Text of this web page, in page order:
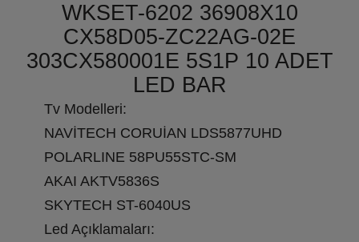
WKSET-6202 36908X10
CX58D05-ZC22AG-02E
303CX580001E 5S1P 10 ADET
LED BAR
Tv Modelleri:
NAVİTECH CORUİAN LDS5877UHD
POLARLINE 58PU55STC-SM
AKAI AKTV5836S
SKYTECH ST-6040US
Led Açıklamaları: